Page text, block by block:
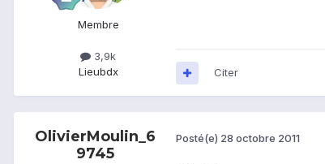
Membre
3,9k
Lieubdx Citer
OlivierMoulin_6
9745
Posté(e) 28 octobre 2011